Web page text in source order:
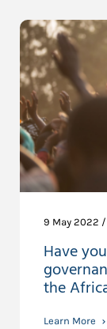
9 May 2022 /
Have
the
Learn More